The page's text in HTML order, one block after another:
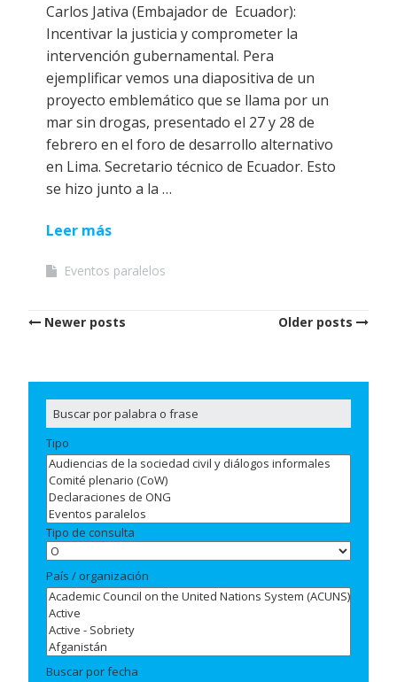
Carlos Jativa (Embajador de Ecuador):
Incentivar la justicia y comprometer la
intervención gubernamental. Pera
ejemplificar vemos una diapositiva de un
proyecto emblemático que se llama por un
mar sin drogas, presentado el 27 y 28 de
febrero en el foro de desarrollo alternativo
en Lima. Secretario técnico de Ecuador. Esto
se hizo junto a la …
Leer más
Eventos paralelos
PostsNewer posts Older posts
Tipo
Tipo de consulta
País / organización
Buscar por fecha